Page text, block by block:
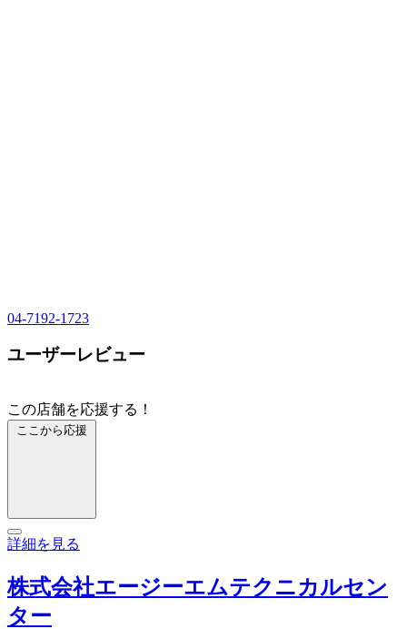
04-7192-1723
ユーザーレビュー
この店舗を応援する！
ここから応援
詳細を見る
株式会社エージーエムテクニカルセン
ター